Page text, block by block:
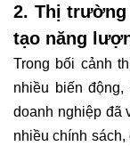
2. Thị
tạo năng
Trong bối cảnh
nhiều biến
doanh nghiệp đã
nhiều chính